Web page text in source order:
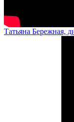
Татьяна Бережная,